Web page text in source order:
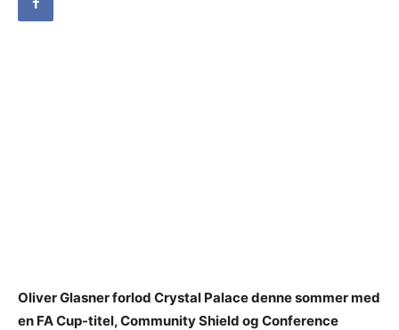
Oliver Glasner forlod Crystal Palace denne sommer med
en FA Cup-titel, Community Shield og Conference